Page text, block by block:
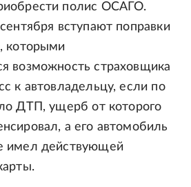
полис ОСАГО.
вступают поправки
которыми
возможность страховщика
к автовладельцу, если по
ДТП, ущерб от которого
а его автомобиль
имел действующей